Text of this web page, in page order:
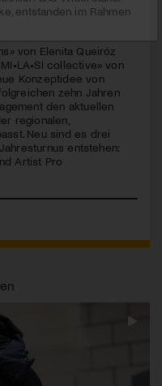
entstanden im Rahmen
von Elenita Queiróz
collective» von
Konzeptidee von
zehn Jahren
den aktuellen
regionalen,
Neu sind es drei
entstehen:
Artist Pro